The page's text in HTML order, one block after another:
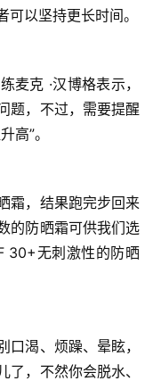
麦克 ·汉博格表示，
题，不过，需要提醒
高”。
霜，结果跑完步回来
的防晒霜可供我们选
30+无刺激性的防晒
渴、烦躁、晕眩，
，不然你会脱水、